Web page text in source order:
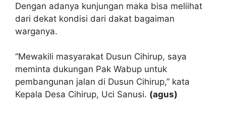
Dengan adanya kunjungan maka bisa meliihat
dari dekat kondisi dari dakat bagaiman
warganya.
“Mewakili masyarakat Dusun Cihirup, saya
meminta dukungan Pak Wabup untuk
pembangunan jalan di Dusun Cihirup,” kata
Kepala Desa Cihirup, Uci Sanusi. (agus)